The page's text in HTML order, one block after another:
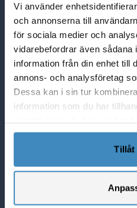
Vi använder
och annonserna till
för sociala medier och
vidarebefordrar även sådana
information från din enhet till
annons- och analysföretag
Dessa kan i sin tur
information som du har
Tillåt
NetSuite Blogg
NetSuite partner i Sverige
Vad Netsuite kan göra för
SuiteCorner Privacy Policy
SuiteCorner License
SuiteCorner List Prices
SuiteCorner Solutions AB
114 34 Stockholm
Tel: +46 (0)8 505 65 210